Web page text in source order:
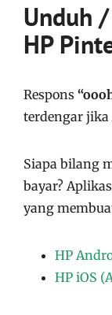
Unduh
HP
Respons
terdengar
Siapa bilang
bayar?
yang
HP
HP iOS